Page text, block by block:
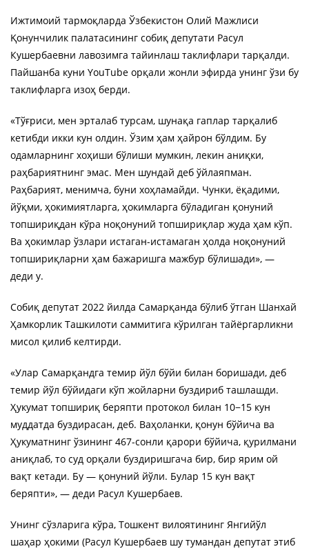
Ижтимоий тармоқларда Ўзбекистон Олий Мажлиси
Қонунчилик палатасининг собиқ депутати Расул
Кушербаевни лавозимга тайинлаш таклифлари тарқалди.
Пайшанба куни YouTube орқали жонли эфирда унинг ўзи бу
таклифларга изоҳ берди.
«Тўғриси, мен эрталаб турсам, шунақа гаплар тарқалиб
кетибди икки кун олдин. Ўзим ҳам ҳайрон бўлдим. Бу
одамларнинг хоҳиши бўлиши мумкин, лекин аниқки,
раҳбариятнинг эмас. Мен шундай деб ўйлаяпман.
Раҳбарият, менимча, буни хоҳламайди. Чунки, ёқадими,
йўқми, ҳокимиятларга, ҳокимларга бўладиган қонуний
топшириқдан кўра ноқонуний топшириқлар жуда ҳам кўп.
Ва ҳокимлар ўзлари истаган-истамаган ҳолда ноқонуний
топшириқларни ҳам бажаришга мажбур бўлишади», —
деди у.
Собиқ депутат 2022 йилда Самарқанда бўлиб ўтган Шанхай
Ҳамкорлик Ташкилоти саммитига кўрилган тайёргарликни
мисол қилиб келтирди.
«Улар Самарқандга темир йўл бўйи билан боришади, деб
темир йўл бўйидаги кўп жойларни буздириб ташлашди.
Ҳукумат топшириқ беряпти протокол билан 10−15 кун
муддатда буздирасан, деб. Ваҳоланки, қонун бўйича ва
Ҳукуматнинг ўзининг 467-сонли қарори бўйича, қурилмани
аниқлаб, то суд орқали буздиришгача бир, бир ярим ой
вақт кетади. Бу — қонуний йўли. Булар 15 кун вақт
беряпти», — деди Расул Кушербаев.
Унинг сўзларига кўра, Тошкент вилоятининг Янгийўл
шаҳар ҳокими (Расул Кушербаев шу тумандан депутат этиб